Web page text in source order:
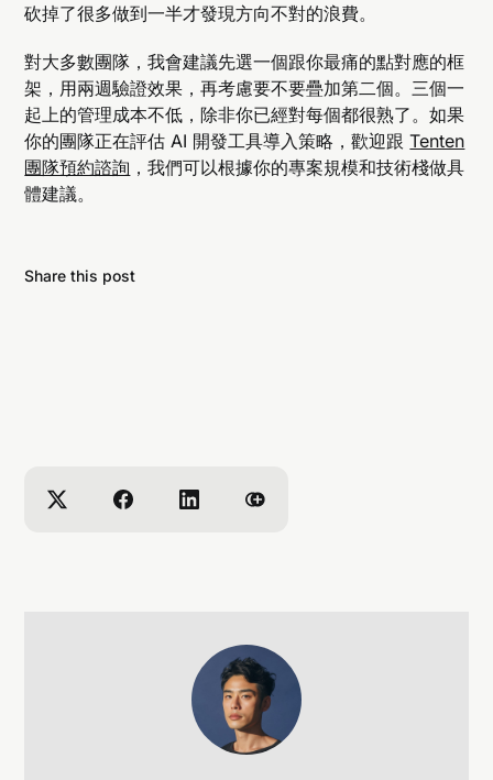
砍掉了很多做到一半才發現方向不對的浪費。
對大多數團隊，我會建議先選一個跟你最痛的點對應的框
架，用兩週驗證效果，再考慮要不要疊加第二個。三個一
起上的管理成本不低，除非你已經對每個都很熟了。如果
你的團隊正在評估 AI 開發工具導入策略，歡迎跟Tenten
團隊預約諮詢 ，我們可以根據你的專案規模和技術棧做具
體建議。
Share this post